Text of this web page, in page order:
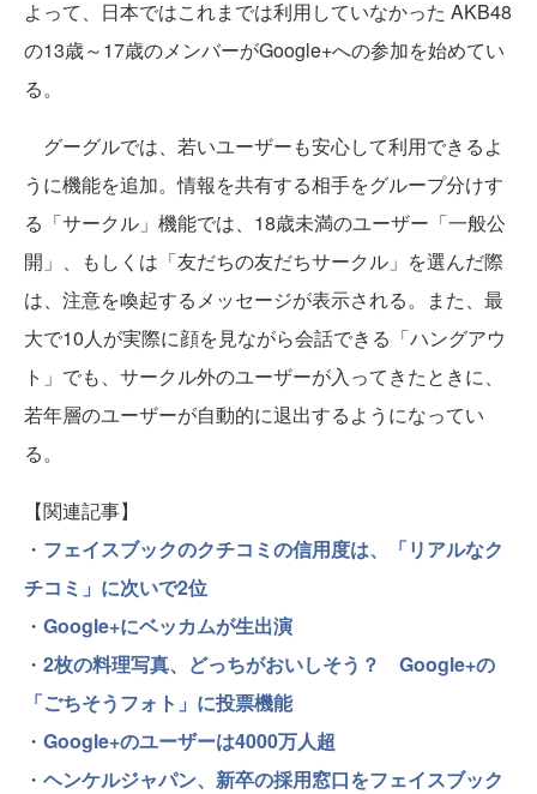
よって、日本ではこれまでは利用していなかった AKB48
の13歳～17歳のメンバーがGoogle+への参加を始めてい
る。
グーグルでは、若いユーザーも安心して利用できるよ
うに機能を追加。情報を共有する相手をグループ分けす
る「サークル」機能では、18歳未満のユーザー「一般公
開」、もしくは「友だちの友だちサークル」を選んだ際
は、注意を喚起するメッセージが表示される。また、最
大で10人が実際に顔を見ながら会話できる「ハングアウ
ト」でも、サークル外のユーザーが入ってきたときに、
若年層のユーザーが自動的に退出するようになってい
る。
【関連記事】
・ フェイスブックのクチコミの信用度は、「リアルなク
チコミ」に次いで2位
・ Google+にベッカムが生出演
・ 2枚の料理写真、どっちがおいしそう？ Google+の
「ごちそうフォト」に投票機能
・ Google+のユーザーは4000万人超
・ ヘンケルジャパン、新卒の採用窓口をフェイスブック